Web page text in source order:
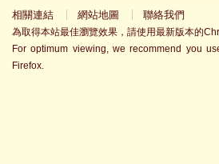
相關連結 網站地圖 聯絡我們
為取得本站最佳瀏覽效果，請使用最新版本的
For optimum viewing, we recommend you
Firefox.